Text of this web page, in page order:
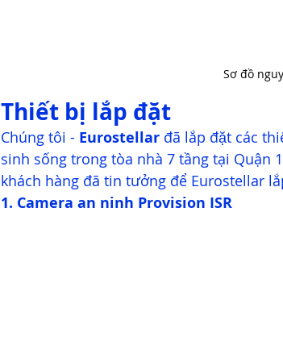
Sơ đồ
Thiết bị lắp đặt
Chúng tôi - Eurostellar đã lắp đặt các
sinh sống trong tòa nhà 7 tầng tại Quận
khách hàng đã tin tưởng để Eurostellar
1. Camera an ninh Provision ISR